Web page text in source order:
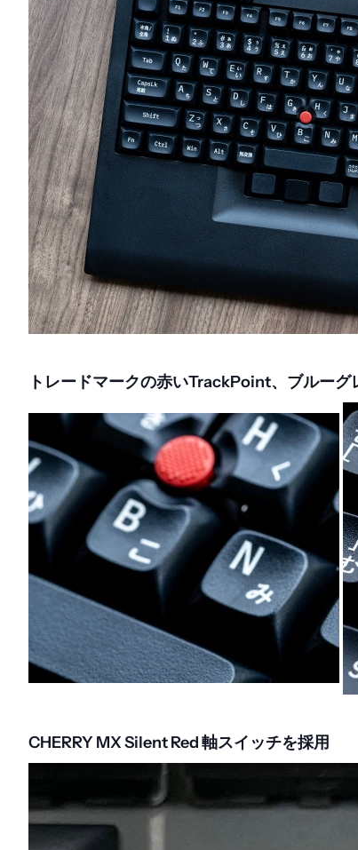
トレードマークの赤いTrackPoint、ブルーグ
CHERRY MX Silent Red 軸スイッチを採用